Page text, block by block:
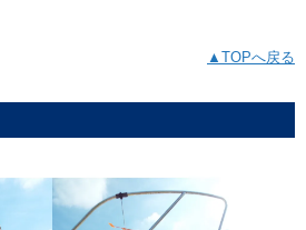
▲TOPへ戻る